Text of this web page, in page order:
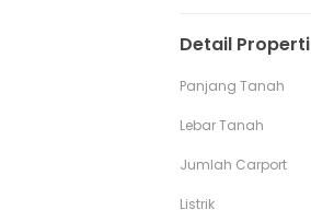
Detail Properti
Panjang Tanah
Lebar Tanah
Jumlah Carport
Listrik